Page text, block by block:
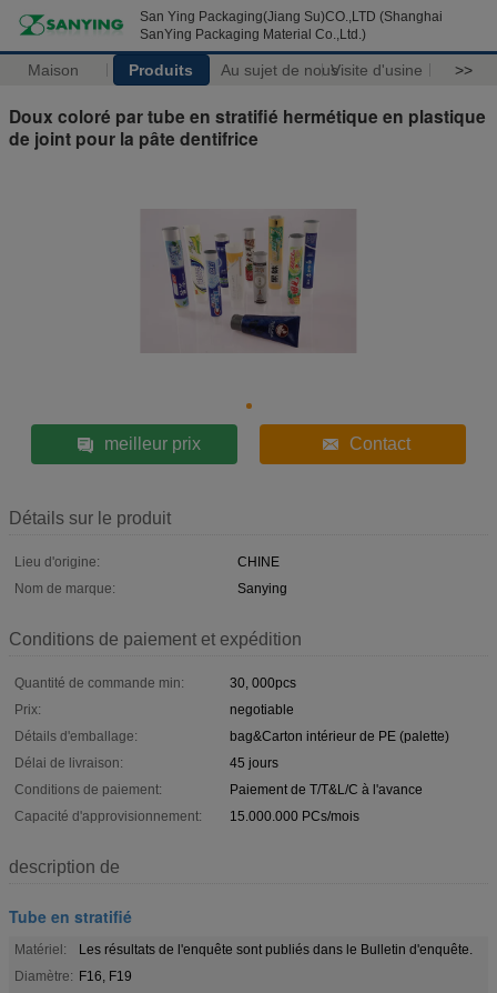
San Ying Packaging(Jiang Su)CO.,LTD (Shanghai
SanYing Packaging Material Co.,Ltd.)
Maison Produits Au sujet de nousVisite d'usine >>
Doux coloré par tube en stratifié hermétique en plastique
de joint pour la pâte dentifrice
meilleur prix Contact
Détails sur le produit
Lieu d'origine:
CHINE
Nom de marque:
Sanying
Conditions de paiement et expédition
Quantité de commande min:
30, 000pcs
Prix:
negotiable
Détails d'emballage:
bag&Carton intérieur de PE (palette)
Délai de livraison:
45 jours
Conditions de paiement:
Paiement de T/T&L/C à l'avance
Capacité d'approvisionnement:
15.000.000 PCs/mois
description de
Tube en stratifié
Matériel:
Les résultats de l'enquête sont publiés dans le Bulletin d'enquête.
Diamètre: F16, F19